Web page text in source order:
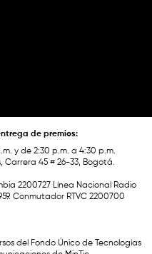
de premios:
y de 2:30 p.m. a 4:30 p.m.
Carrera 45 # 26-33, Bogotá.
2200727 Línea Nacional Radio
Conmutador RTVC 2200700
del Fondo Único de Tecnologías